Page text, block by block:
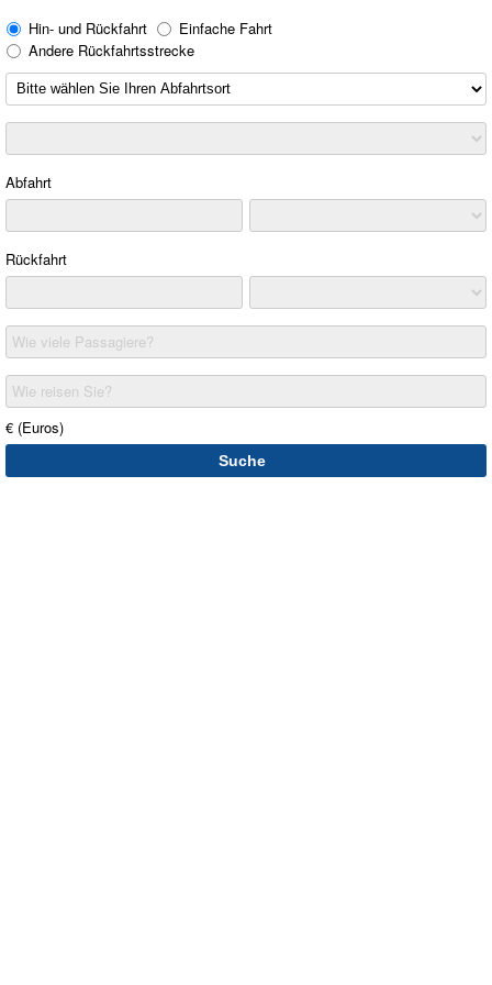
Hin- und Rückfahrt
Einfache Fahrt
Andere Rückfahrtsstrecke
Abfahrt
Rückfahrt
Wie viele Passagiere?
Wie reisen Sie?
€ (Euros)
Suche